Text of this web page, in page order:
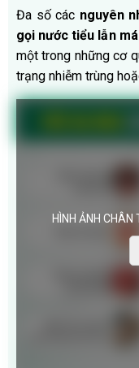
Đa số các nguyên
gọi nước tiểu lẫn
một trong những cơ
trạng nhiễm trùng
HÌNH ẢNH CHÂN